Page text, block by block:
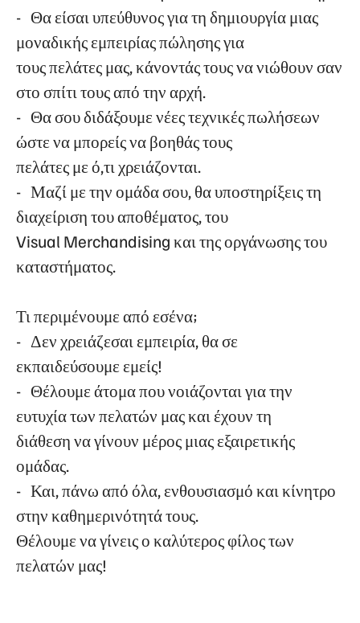
- Θα είσαι υπεύθυνος για τη δημιουργία μιας
μοναδικής εμπειρίας πώλησης για
τους πελάτες μας, κάνοντάς τους να νιώθουν σαν
στο σπίτι τους από την αρχή.
- Θα σου διδάξουμε νέες τεχνικές πωλήσεων
ώστε να μπορείς να βοηθάς τους
πελάτες με ό,τι χρειάζονται.
- Μαζί με την ομάδα σου, θα υποστηρίξεις τη
διαχείριση του αποθέματος, του
Visual Merchandising και της οργάνωσης του
καταστήματος.
Τι περιμένουμε από εσένα;
- Δεν χρειάζεσαι εμπειρία, θα σε
εκπαιδεύσουμε εμείς!
- Θέλουμε άτομα που νοιάζονται για την
ευτυχία των πελατών μας και έχουν τη
διάθεση να γίνουν μέρος μιας εξαιρετικής
ομάδας.
- Και, πάνω από όλα, ενθουσιασμό και κίνητρο
στην καθημερινότητά τους.
Θέλουμε να γίνεις ο καλύτερος φίλος των
πελατών μας!